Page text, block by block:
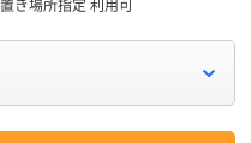
置き場所指定 利用可